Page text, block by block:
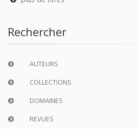
Rechercher
AUTEURS
COLLECTIONS
DOMAINES
REVUES